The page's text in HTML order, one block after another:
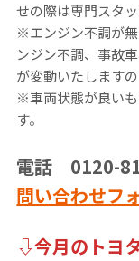
せの際は専門スタ
※エンジン不調が
ンジン不調、事故
が変動いたします
※車両状態が良い
す。
電話 0120-
問い合わせフ
⇩今月のトヨ